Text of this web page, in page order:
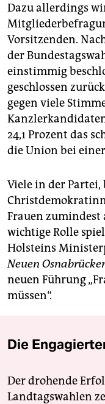
Dazu allerdings
Vorsitzenden.
der
einstimmig
geschlossen
gegen viele
24,1 Prozent das
die Union bei
Viele in der Partei,
Frauen zumindest
wichtige Rolle
Holsteins
Neuen
neuen Führung
müssen“.
Die
Der drohende
Landtagswahlen